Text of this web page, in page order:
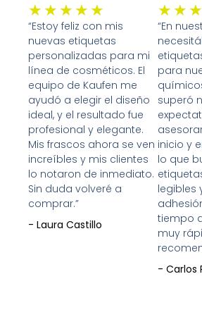
★ ★ ★ ★ ★ Valorado
con
5
de
5
“Estoy feliz con mis
nuevas etiquetas
personalizadas para mi
línea de cosméticos. El
equipo de Kaufen me
ayudó a elegir el diseño
ideal, y el resultado fue
profesional y elegante.
Mis frascos ahora se ven
increíbles y mis clientes
lo notaron de inmediato.
Sin duda volveré a
comprar.”
- Laura Castillo
★ ★ ★
“En
para
superó
inicio y
lo que
legibles
tiempo
muy
- Carlos